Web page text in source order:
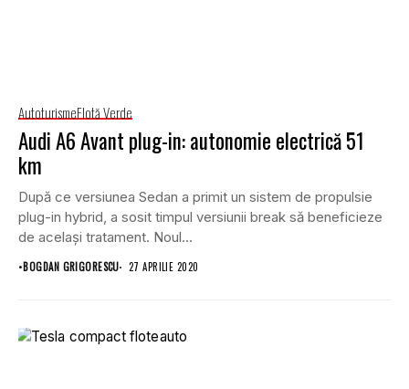
AutoturismeFlotă Verde
Audi A6 Avant plug-in: autonomie electrică 51
km
După ce versiunea Sedan a primit un sistem de propulsie
plug-in hybrid, a sosit timpul versiunii break să beneficieze
de același tratament. Noul...
•BOGDAN GRIGORESCU 27 APRILIE 2020